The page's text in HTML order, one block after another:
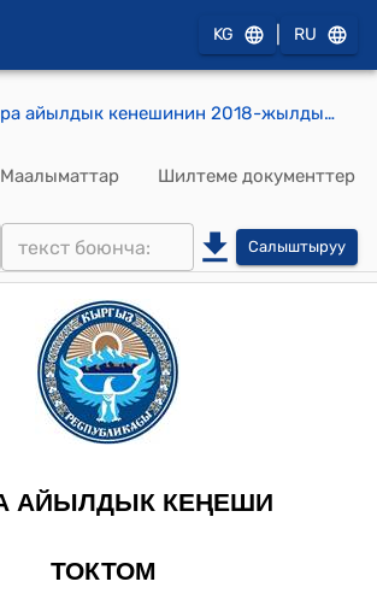
KG RU
Дара айылдык кенешинин 2018-жылдын 11-декабрындагы № 60 "Чек айылына Улуу Ата-Мекендик согушта курман болгон баатырлар аллеясынын курулушуна акча каражатын ажыратып берүүгө макулдук берүү жөнүндө" токтому
Маалыматтар Шилтеме документтер
Салыштыруу